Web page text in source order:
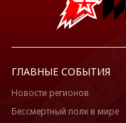
ГЛАВНЫЕ СОБЫТИЯ
Новости регионов
Бессмертный полк в мире